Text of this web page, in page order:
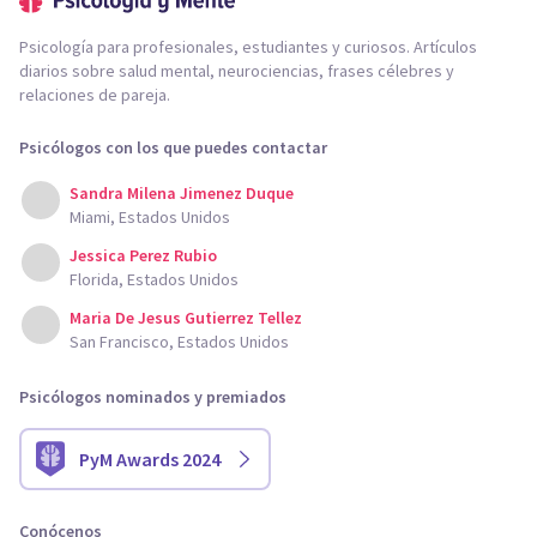
Psicología para profesionales, estudiantes y curiosos. Artículos
diarios sobre salud mental, neurociencias, frases célebres y
relaciones de pareja.
Psicólogos con los que puedes contactar
Sandra Milena Jimenez Duque
Miami, Estados Unidos
Jessica Perez Rubio
Florida, Estados Unidos
Maria De Jesus Gutierrez Tellez
San Francisco, Estados Unidos
Psicólogos nominados y premiados
PyM Awards 2024
Conócenos